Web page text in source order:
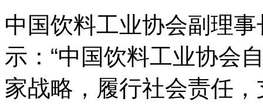
中国饮料工业协会副理
示：“中国饮料工业协会
家战略，履行社会责任，